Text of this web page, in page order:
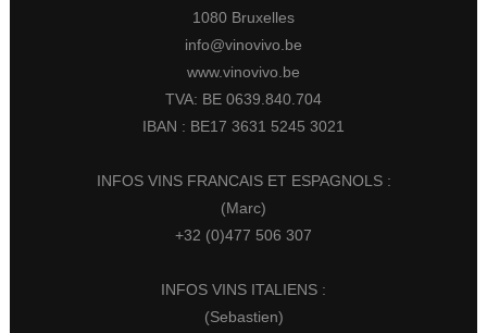
1080 Bruxelles
info@vinovivo.be
www.vinovivo.be
TVA: BE 0639.840.704
IBAN : BE17 3631 5245 3021
INFOS VINS FRANCAIS ET ESPAGNOLS :
(Marc)
+32 (0)477 506 307
INFOS VINS ITALIENS :
(Sebastien)